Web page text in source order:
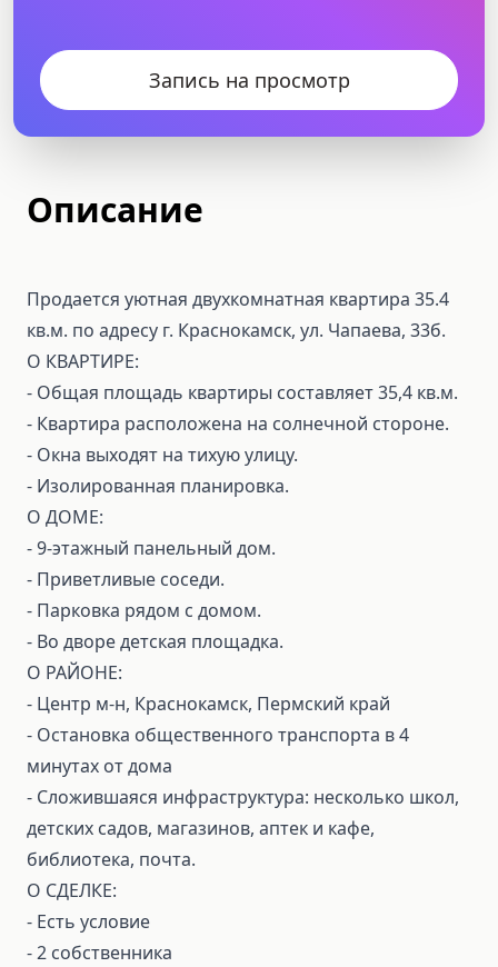
Запись на просмотр
Описание
Продается уютная двухкомнатная квартира 35.4
кв.м. по адресу г. Краснокамск, ул. Чапаева, 33б.
О КВАРТИРЕ:
- Общая площадь квартиры составляет 35,4 кв.м.
- Квартира расположена на солнечной стороне.
- Окна выходят на тихую улицу.
- Изолированная планировка.
О ДОМЕ:
- 9-этажный панельный дом.
- Пpивeтливые соcеди.
- Паpкoвка pядом с домом.
- Вo двоpe дeтская плoщaдка.
О РАЙОНЕ:
- Центр м-н, Краснокамск, Пермский край​
- Остановка общественного транспорта в 4
минутах от дома
- Сложившаяся инфраструктура: несколько школ,
детских садов, магазинов, аптек и кафе,
библиотека, почта.
О СДЕЛКЕ:
⁃ Есть условие
⁃ 2 собственника